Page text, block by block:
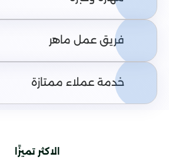
فريق عمل ماهر
خدمة عملاء ممتازة
الاكثر تميزًا